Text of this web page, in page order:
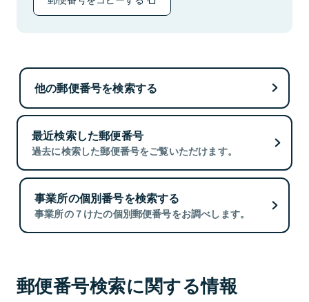
他の郵便番号を検索する
最近検索した郵便番号
過去に検索した郵便番号をご覧いただけます。
事業所の個別番号を検索する
事業所の７けたの個別郵便番号をお調べします。
郵便番号検索に関する情報